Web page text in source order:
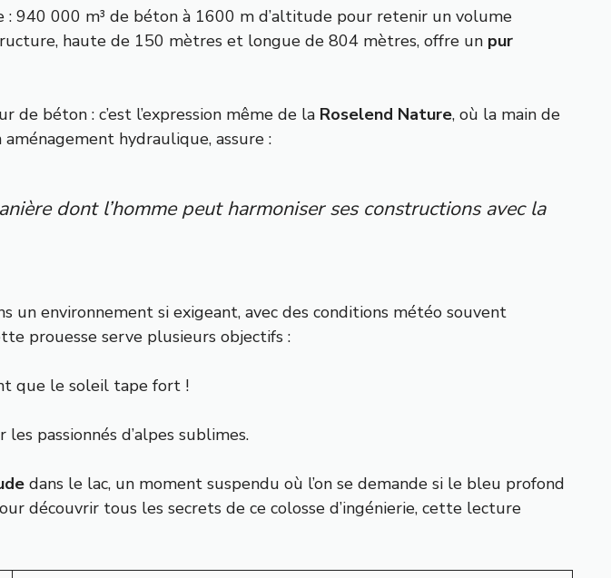
940 000 m³ de béton à 1600 m d’altitude pour retenir un volume
haute de 150 mètres et longue de 804 mètres, offre un pur
béton : c’est l’expression même de la Roselend Nature, où la main de
hydraulique, assure :
dont l’homme peut harmoniser ses constructions avec la
un environnement si exigeant, avec des conditions météo souvent
prouesse serve plusieurs objectifs :
que le soleil tape fort !
passionnés d’alpes sublimes.
dans le lac, un moment suspendu où l’on se demande si le bleu profond
découvrir tous les secrets de ce colosse d’ingénierie, cette lecture